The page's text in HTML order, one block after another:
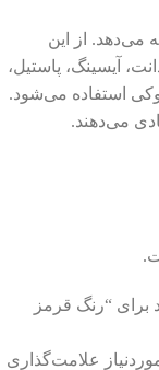
می‌دهد. از این
آیسینگ، پاستیل،
استفاده می‌شود.
می‌دهند.
برای “رنگ قرمز
علامت‌گذاری